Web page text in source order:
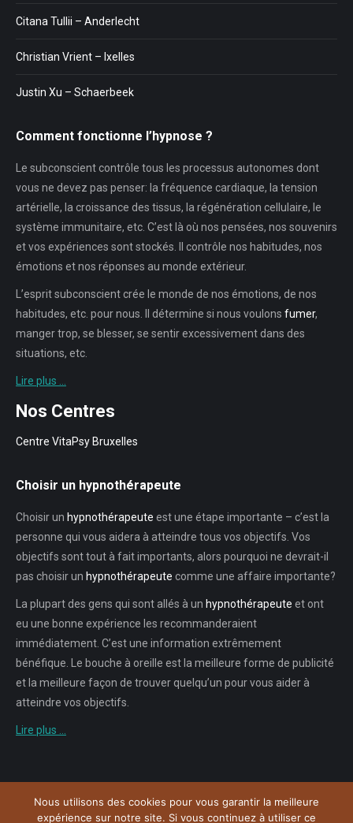
Citana Tullii – Anderlecht
Christian Vrient – Ixelles
Justin Xu – Schaerbeek
Comment fonctionne l’hypnose ?
Le subconscient contrôle tous les processus autonomes dont
vous ne devez pas penser: la fréquence cardiaque, la tension
artérielle, la croissance des tissus, la régénération cellulaire, le
système immunitaire, etc. C’est là où nos pensées, nos souvenirs
et vos expériences sont stockés. Il contrôle nos habitudes, nos
émotions et nos réponses au monde extérieur.
L’esprit subconscient crée le monde de nos émotions, de nos
habitudes, etc. pour nous. Il détermine si nous voulons fumer,
manger trop, se blesser, se sentir excessivement dans des
situations, etc.
Lire plus …
Nos Centres
Centre VitaPsy Bruxelles
Choisir un hypnothérapeute
Choisir un hypnothérapeute est une étape importante – c’est la
personne qui vous aidera à atteindre tous vos objectifs. Vos
objectifs sont tout à fait importants, alors pourquoi ne devrait-il
pas choisir un hypnothérapeute comme une affaire importante?
La plupart des gens qui sont allés à un hypnothérapeute et ont
eu une bonne expérience les recommanderaient
immédiatement. C’est une information extrêmement
bénéfique. Le bouche à oreille est la meilleure forme de publicité
et la meilleure façon de trouver quelqu’un pour vous aider à
atteindre vos objectifs.
Lire plus …
Menu
Copyright © 2026 Plateforme de l'Hypnose Bruxelles.Tous droits
Nous utilisons des cookies pour vous garantir la meilleure
expérience sur notre site. Si vous continuez à utiliser ce